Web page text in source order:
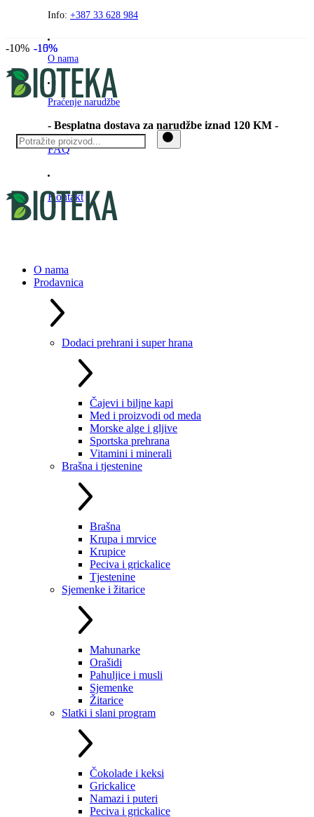
PreskočiteInfo: +387 33 628 984
O nama
Praćenje narudžbe
- Besplatna dostava za narudžbe iznad 120 KM -
FAQ
Kontakt
O nama
Prodavnica
Dodaci prehrani i super hrana
Čajevi i biljne kapi
Med i proizvodi od meda
Morske alge i gljive
Sportska prehrana
Vitamini i minerali
Brašna i tjestenine
Brašna
Krupa i mrvice
Krupice
Peciva i grickalice
Tjestenine
Sjemenke i žitarice
Mahunarke
Orašidi
Pahuljice i musli
Sjemenke
Žitarice
Slatki i slani program
Čokolade i keksi
Grickalice
Namazi i puteri
Peciva i grickalice
-10% -10%
-15%